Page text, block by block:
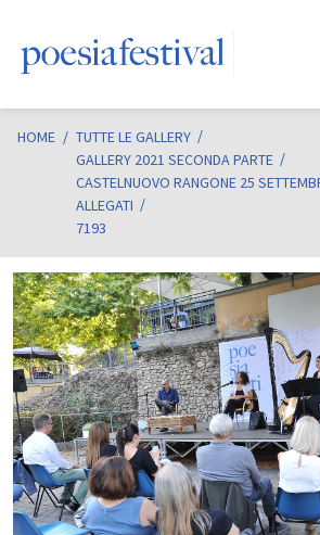
HOME / TUTTE LE GALLERY
GALLERY 2021 SECONDA PARTE
CASTELNUOVO RANGONE 25
ALLEGATI
7193